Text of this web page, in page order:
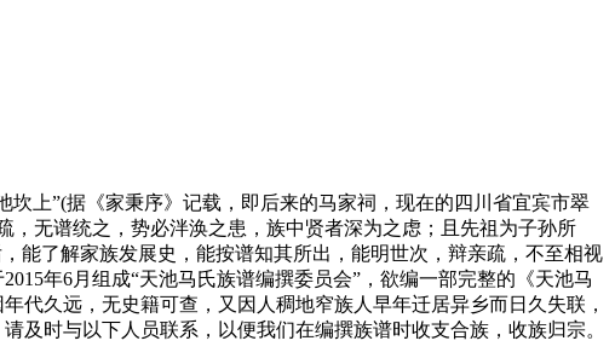
上”(据《家秉序》记载，即后来的马家祠，现在的四川省宜宾市翠
，无谱统之，势必泮涣之患，族中贤者深为之虑；且先祖为子孙所
能了解家族发展史，能按谱知其所出，能明世次，辩亲疏，不至相视
年6月组成“天池马氏族谱编撰委员会”，欲编一部完整的《天池马
代久远，无史籍可查，又因人稠地窄族人早年迁居异乡而日久失联，
及时与以下人员联系，以便我们在编撰族谱时收支合族，收族归宗。